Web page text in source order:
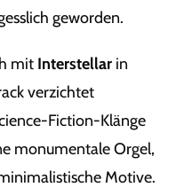
geworden.
mit Interstellarin
verzichtet
Fiction-Klänge
monumentale Orgel,
Motive.